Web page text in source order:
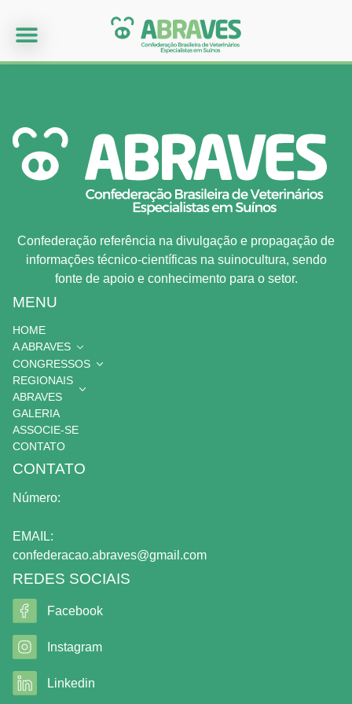
Confederação referência na divulgação e propagação de
informações técnico-científicas na suinocultura, sendo
fonte de apoio e conhecimento para o setor.
MENU
HOME
A ABRAVES
CONGRESSOS
REGIONAIS
ABRAVES
GALERIA
ASSOCIE-SE
CONTATO
CONTATO
Número:
EMAIL:
confederacao.abraves@gmail.com
REDES SOCIAIS
Facebook
Instagram
Linkedin